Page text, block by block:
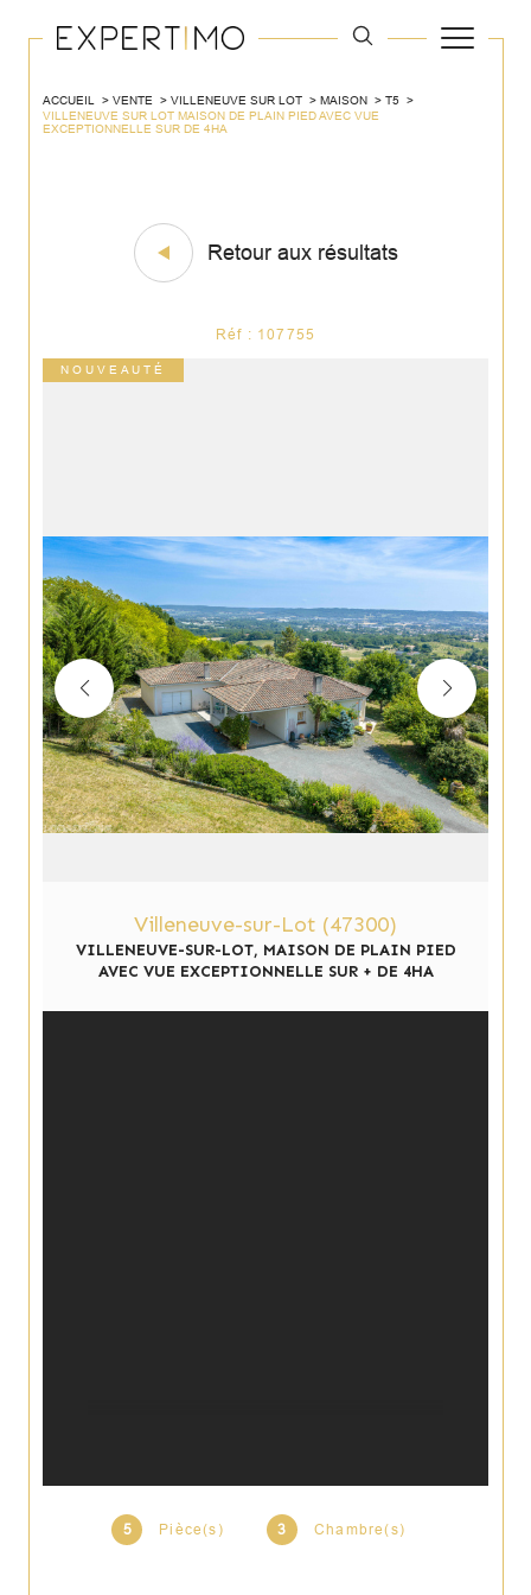
ACCUEIL VENTE VILLENEUVE SUR LOT MAISON
T5
VILLENEUVE SUR LOT MAISON DE PLAIN PIED AVEC VUE
EXCEPTIONNELLE SUR DE 4HA
Retour aux résultats
Réf : 107755
NOUVEAUTÉ
Villeneuve-sur-Lot (47300)
VILLENEUVE-SUR-LOT, MAISON DE PLAIN PIED
AVEC VUE EXCEPTIONNELLE SUR + DE 4HA
5 Pièce(s) 3 Chambre(s)